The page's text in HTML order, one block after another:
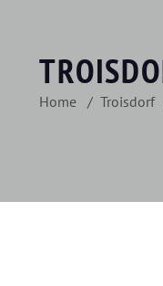
Home Troisdorf